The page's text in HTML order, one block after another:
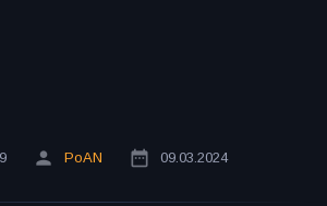
PoAN 09.03.2024